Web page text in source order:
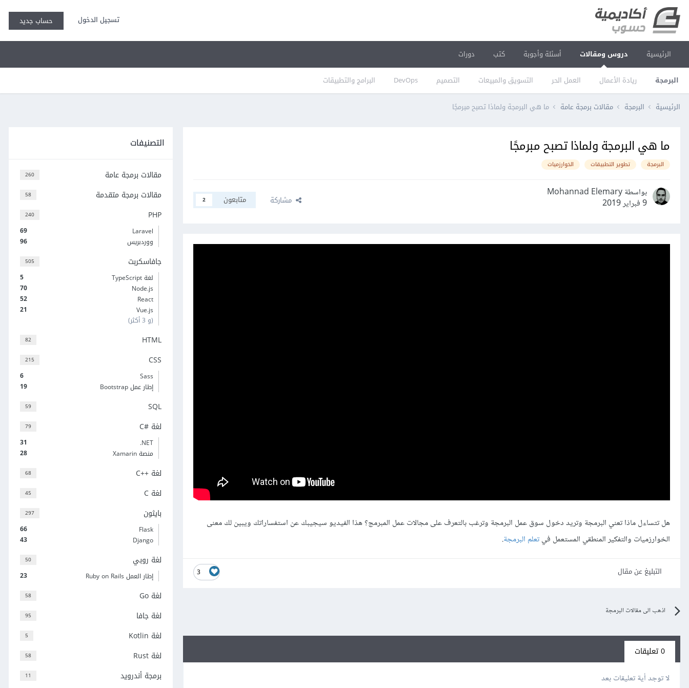
تسجيل الدخول حساب جديد
الرئيسية دروس ومقالات
البرمجة ريادة الأعمال العمل الحر التسويق والمبيعات التصميم DevOps البرامج والتطبيقات
أسئلة وأجوبة كتب دورات
الرئيسية البرمجة مقالات برمجة عامة ما هي البرمجة ولماذا تصبح مبرمجًا
ما هي البرمجة ولماذا تصبح مبرمجًا
البرمجة تطوير التطبيقات الخوارزميات
بواسطة Mohannad Elemary
9 فبراير 2019
مشاركة متابعون 2
هل تتساءل ماذا تعني البرمجة وتريد دخول سوق عمل البرمجة وترغب بالتعرف على مجالات عمل المبرمج؟ هذا الفيديو سيجيبك عن استفساراتك ويبين لك معنى
الخوارزميات والتفكير المنطقي المستعمل فيتعلم البرمجة.
3 التبليغ عن مقال
اذهب الى مقالات البرمجة
0 تعليقات
لا توجد أية تعليقات بعد
التصنيفات
260 مقالات برمجة عامة
58 مقالات برمجة متقدمة
240 PHP
69
Laravel
96
ووردبريس
505 جافاسكربت
5
لغة TypeScript
70
Node.js
52
React
21
Vue.js
(و 3 أكثر)
82 HTML
215 CSS
6
Sass
19
إطار عمل Bootstrap
59 SQL
79 لغة C#‎
31
‎.NET
28
منصة Xamarin
68 لغة C++‎
45 لغة C
297 بايثون
66
Flask
43
Django
50 لغة روبي
23 إطار العمل Ruby on Rails
58 لغة Go
95 لغة جافا
5 لغة Kotlin
58 لغة Rust
11 برمجة أندرويد